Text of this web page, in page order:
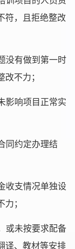
符，且拒绝整改
没有做到第一时
不力；
影响项目正常实
同约定办理结
收支情况单独设
；
或未按要求配备
译、教材等安排